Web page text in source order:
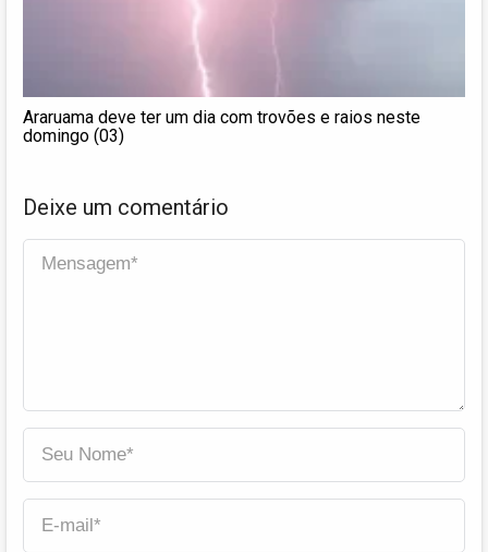
Araruama deve ter um dia com trovões e raios neste
domingo (03)
Deixe um comentário